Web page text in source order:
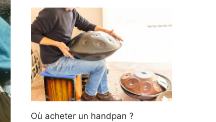
Où acheter un handpan ?